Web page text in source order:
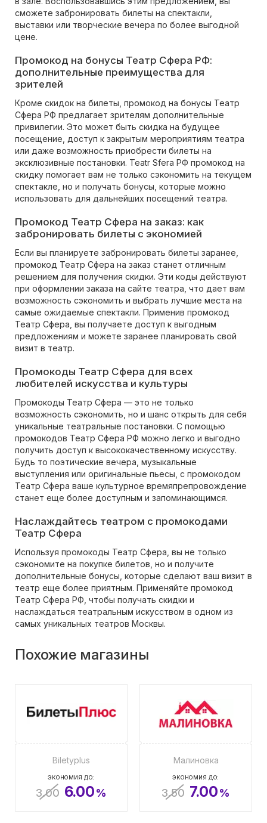
сможете забронировать билеты на спектакли,
выставки или творческие вечера по более выгодной
цене.
Промокод на бонусы Театр Сфера РФ:
дополнительные преимущества для
зрителей
Кроме скидок на билеты, промокод на бонусы Театр
Сфера РФ предлагает зрителям дополнительные
привилегии. Это может быть скидка на будущее
посещение, доступ к закрытым мероприятиям театра
или даже возможность приобрести билеты на
эксклюзивные постановки. Teatr Sfera РФ промокод на
скидку помогает вам не только сэкономить на текущем
спектакле, но и получать бонусы, которые можно
использовать для дальнейших посещений театра.
Промокод Театр Сфера на заказ: как
забронировать билеты с экономией
Если вы планируете забронировать билеты заранее,
промокод Театр Сфера на заказ станет отличным
решением для получения скидки. Эти коды действуют
при оформлении заказа на сайте театра, что дает вам
возможность сэкономить и выбрать лучшие места на
самые ожидаемые спектакли. Применив промокод
Театр Сфера, вы получаете доступ к выгодным
предложениям и можете заранее планировать свой
визит в театр.
Промокоды Театр Сфера для всех
любителей искусства и культуры
Промокоды Театр Сфера — это не только
возможность сэкономить, но и шанс открыть для себя
уникальные театральные постановки. С помощью
промокодов Театр Сфера РФ можно легко и выгодно
получить доступ к высококачественному искусству.
Будь то поэтические вечера, музыкальные
выступления или оригинальные пьесы, с промокодом
Театр Сфера ваше культурное времяпрепровождение
станет еще более доступным и запоминающимся.
Наслаждайтесь театром с промокодами
Театр Сфера
Используя промокоды Театр Сфера, вы не только
сэкономите на покупке билетов, но и получите
дополнительные бонусы, которые сделают ваш визит в
театр еще более приятным. Применяйте промокод
Театр Сфера РФ, чтобы получать скидки и
наслаждаться театральным искусством в одном из
самых уникальных театров Москвы.
Похожие магазины
Biletyplus
ЭКОНОМИЯ ДО:
3.00 6.00%
Малиновка
ЭКОНОМИЯ ДО:
3.50 7.00%